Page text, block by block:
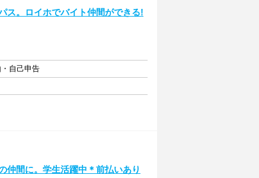
ス。ロイホでバイト仲間ができる!
自己申告
仲間に。学生活躍中＊前払いあり